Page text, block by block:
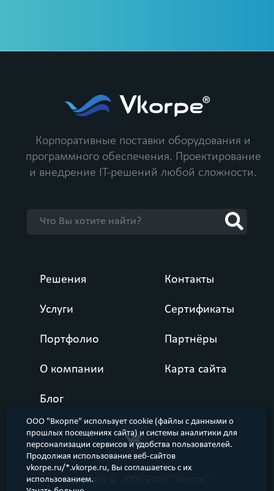
Корпоративные поставки оборудования и
программного обеспечения. Проектирование
и внедрение IT-решений любой сложности.
Решения
Услуги
Портфолио
О компании
Блог
Контакты
Сертификаты
Партнёры
Карта сайта
Copyright © 2006-2026 "Vkorpe"
ООО "Вкорпе" использует cookie (файлы с данными о
прошлых посещениях сайта) и системы аналитики для
персонализации сервисов и удобства пользователей.
Продолжая использование веб-сайтов
vkorpe.ru/*.vkorpe.ru, Вы соглашаетесь с их
использованием.